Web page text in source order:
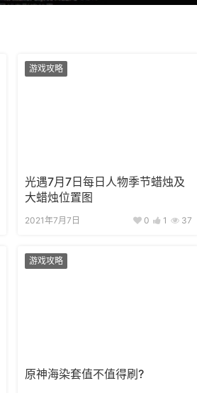
游戏攻略
光遇7月7日每日人物季节蜡烛及
大蜡烛位置图
2021年7月7日 0 1 37
游戏攻略
原神海染套值不值得刷?